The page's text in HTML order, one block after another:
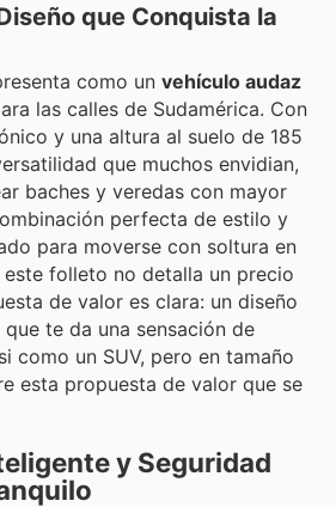
que Conquista la
como un vehículo audaz
las calles de Sudamérica. Con
y una altura al suelo de 185
que muchos envidian,
baches y veredas con mayor
perfecta de estilo y
para moverse con soltura en
folleto no detalla un precio
de valor es clara: un diseño
te da una sensación de
como un SUV, pero en tamaño
esta propuesta de valor que se
y Seguridad